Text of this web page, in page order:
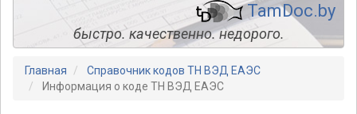
TamDoc.by
быстро. качественно. недорого.
Главная
Справочник кодов ТН ВЭД ЕАЭС
Информация о коде ТН ВЭД ЕАЭС